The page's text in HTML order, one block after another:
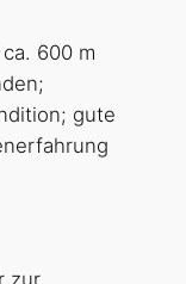
600 m
gute